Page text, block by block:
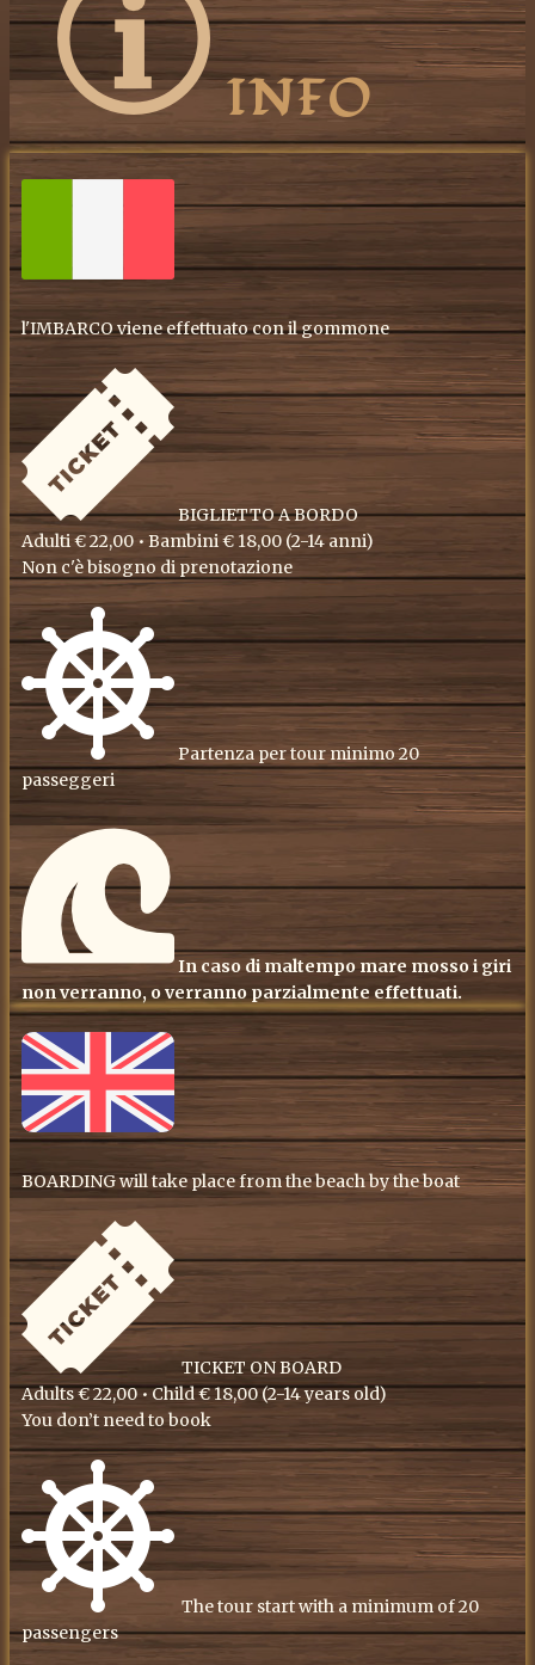
INFO
l'IMBARCO viene effettuato con il gommone
BIGLIETTO A BORDO
Adulti € 22,00 • Bambini € 18,00 (2-14 anni)
Non c'è bisogno di prenotazione
Partenza per tour minimo 20
passeggeri
In caso di maltempo mare mosso i giri
non verranno, o verranno parzialmente effettuati.
BOARDING will take place from the beach by the boat
TICKET ON BOARD
Adults € 22,00 • Child € 18,00 (2-14 years old)
You don’t need to book
​The tour start with a minimum of 20
passengers